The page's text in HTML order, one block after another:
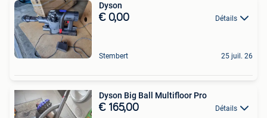
Dyson
€ 0,00 Détails
Stembert 25 juil. 26
Dyson Big Ball Multifloor Pro
€ 165,00 Détails